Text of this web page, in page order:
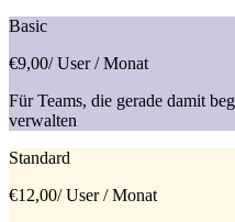
Basic
€9,00/ User / Monat
Für Teams, die gerade damit
verwalten
Standard
€12,00/ User / Monat